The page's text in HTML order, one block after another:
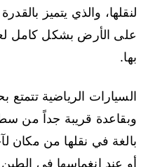
لنقلها، والذي يتميز
على الأرض بشكل كامل
بها.
السيارات الرياضية
وبقاعدة قريبة جداً من
بالغة في نقلها من مكان
أو عند انغماسها في